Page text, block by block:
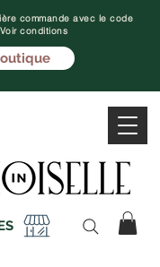
commande avec le code
conditions